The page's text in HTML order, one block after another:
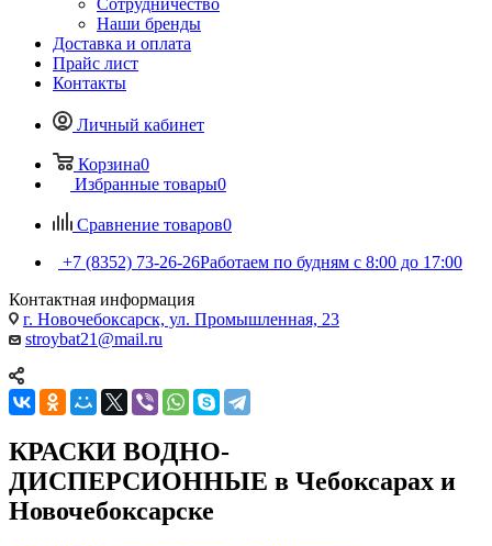
Сотрудничество
Наши бренды
Доставка и оплата
Прайс лист
Контакты
Личный кабинет
Корзина0
Избранные товары0
Сравнение товаров0
+7 (8352) 73-26-26Работаем по будням с 8:00 до 17:00
Контактная информация
г. Новочебоксарск, ул. Промышленная, 23
stroybat21@mail.ru
КРАСКИ ВОДНО-
ДИСПЕРСИОННЫЕ в Чебоксарах и
Новочебоксарске